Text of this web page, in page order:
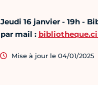
Jeudi 16 janvier - 19h -
par mail :
Mise à jour le 04/01/2025